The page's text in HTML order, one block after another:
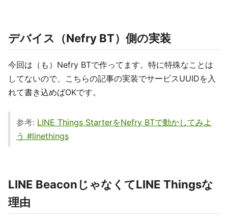
デバイス（Nefry BT）側の実装
今回は（も）Nefry BTで作ってます。特に特殊なことは
してないので、こちらの記事の実装でサービスUUIDを入
れて書き込めばOKです。
参考: LINE Things StarterをNefry BTで動かしてみよ
う #linethings
LINE BeaconじゃなくてLINE Thingsな
理由